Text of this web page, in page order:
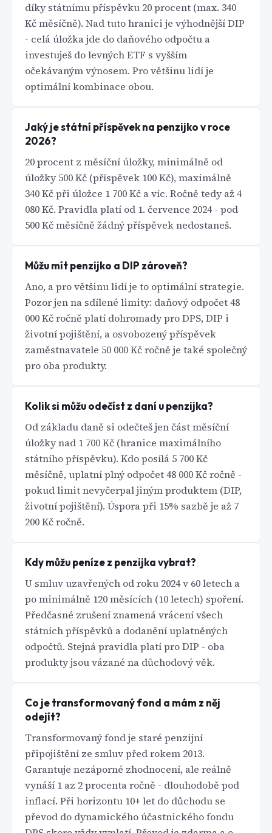
díky státnímu příspěvku 20 procent (max. 340
Kč měsíčně). Nad tuto hranici je výhodnější DIP
- celá úložka jde do daňového odpočtu a
investuješ do levných ETF s vyšším
očekávaným výnosem. Pro většinu lidí je
optimální kombinace obou.
Jaký je státní příspěvek na penzijko v roce
2026?
20 procent z měsíční úložky, minimálně od
úložky 500 Kč (příspěvek 100 Kč), maximálně
340 Kč při úložce 1 700 Kč a víc. Ročně tedy až 4
080 Kč. Pravidla platí od 1. července 2024 - pod
500 Kč měsíčně žádný příspěvek nedostaneš.
Můžu mít penzijko a DIP zároveň?
Ano, a pro většinu lidí je to optimální strategie.
Pozor jen na sdílené limity: daňový odpočet 48
000 Kč ročně platí dohromady pro DPS, DIP i
životní pojištění, a osvobozený příspěvek
zaměstnavatele 50 000 Kč ročně je také společný
pro oba produkty.
Kolik si můžu odečíst z daní u penzijka?
Od základu daně si odečteš jen část měsíční
úložky nad 1 700 Kč (hranice maximálního
státního příspěvku). Kdo posílá 5 700 Kč
měsíčně, uplatní plný odpočet 48 000 Kč ročně -
pokud limit nevyčerpal jiným produktem (DIP,
životní pojištění). Úspora při 15% sazbě je až 7
200 Kč ročně.
Kdy můžu peníze z penzijka vybrat?
U smluv uzavřených od roku 2024 v 60 letech a
po minimálně 120 měsících (10 letech) spoření.
Předčasné zrušení znamená vrácení všech
státních příspěvků a dodanění uplatněných
odpočtů. Stejná pravidla platí pro DIP - oba
produkty jsou vázané na důchodový věk.
Co je transformovaný fond a mám z něj
odejít?
Transformovaný fond je staré penzijní
připojištění ze smluv před rokem 2013.
Garantuje nezáporné zhodnocení, ale reálně
vynáší 1 az 2 procenta ročně - dlouhodobě pod
inflací. Při horizontu 10+ let do důchodu se
převod do dynamického účastnického fondu